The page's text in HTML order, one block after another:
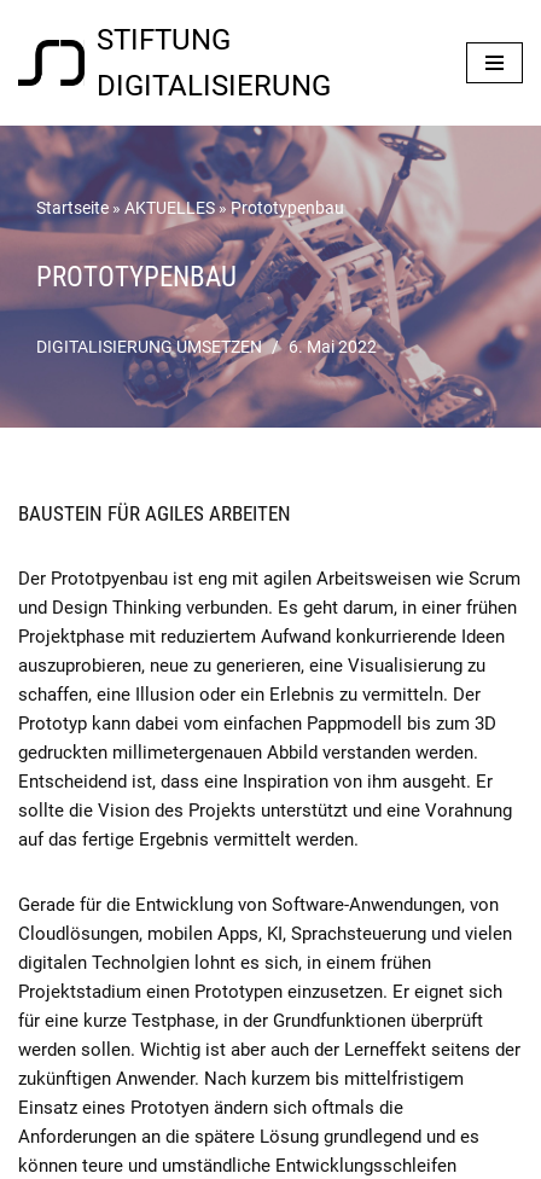
springen
STIFTUNG
DIGITALISIERUNG
Startseite » AKTUELLES»Prototypenbau
PROTOTYPENBAU
DIGITALISIERUNG UMSETZEN 6. Mai 2022
BAUSTEIN FÜR AGILES ARBEITEN
Der Prototpyenbau ist eng mit agilen Arbeitsweisen wie Scrum
und Design Thinking verbunden. Es geht darum, in einer frühen
Projektphase mit reduziertem Aufwand konkurrierende Ideen
auszuprobieren, neue zu generieren, eine Visualisierung zu
schaffen, eine Illusion oder ein Erlebnis zu vermitteln. Der
Prototyp kann dabei vom einfachen Pappmodell bis zum 3D
gedruckten millimetergenauen Abbild verstanden werden.
Entscheidend ist, dass eine Inspiration von ihm ausgeht. Er
sollte die Vision des Projekts unterstützt und eine Vorahnung
auf das fertige Ergebnis vermittelt werden.
Gerade für die Entwicklung von Software-Anwendungen, von
Cloudlösungen, mobilen Apps, KI, Sprachsteuerung und vielen
digitalen Technolgien lohnt es sich, in einem frühen
Projektstadium einen Prototypen einzusetzen. Er eignet sich
für eine kurze Testphase, in der Grundfunktionen überprüft
werden sollen. Wichtig ist aber auch der Lerneffekt seitens der
zukünftigen Anwender. Nach kurzem bis mittelfristigem
Einsatz eines Prototyen ändern sich oftmals die
Anforderungen an die spätere Lösung grundlegend und es
können teure und umständliche Entwicklungsschleifen